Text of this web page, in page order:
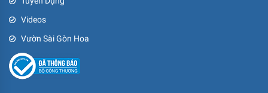
Videos
Vườn Sài Gòn Hoa